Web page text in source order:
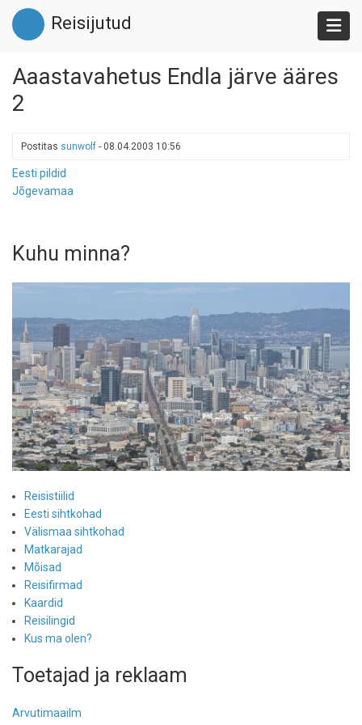
Liigu
edasi
põhisisu
Reisijutud
Aaastavahetus Endla järve ääres
2
Postitas sunwolf - 08.04.2003 10:56
Eesti pildid
Jõgevamaa
Kuhu minna?
Reisistiilid
Eesti sihtkohad
Välismaa sihtkohad
Matkarajad
Mõisad
Reisifirmad
Kaardid
Reisilingid
Kus ma olen?
Toetajad ja reklaam
Arvutimaailm